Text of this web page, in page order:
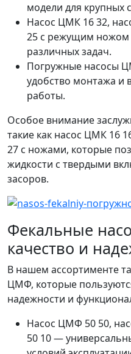
модели для крупных
Насос ЦМК 16 32,
25 с режущим
различных задач.
Погружные насосы
удобство монтажа и
работы.
Особое внимание
такие как насос ЦМК 16
27 с ножами, которые
жидкости с твердыми
засоров.
Фекальные
качество и
В нашем ассортименте
ЦМФ, которые
надежности и
Насос ЦМФ 50 50,
50 10 —